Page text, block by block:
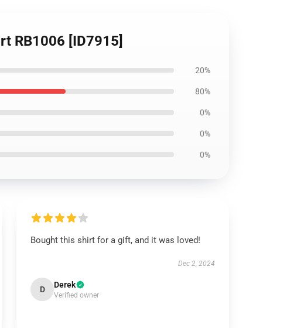
RB1006 [ID7915]
20%
80%
0%
0%
0%
Bought this shirt for a gift, and it was loved!
Dec 2, 2024
D Derek
Verified owner